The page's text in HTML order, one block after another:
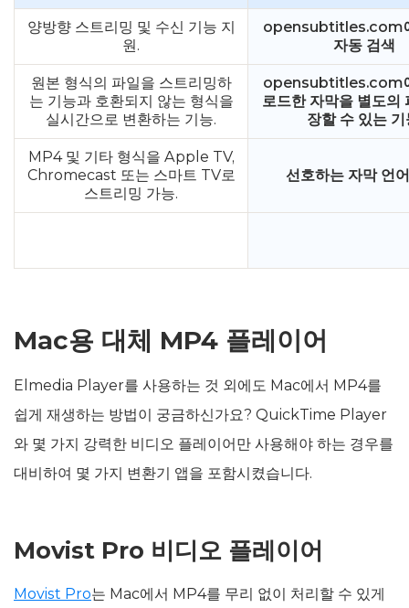
양방향 스트리밍 및 수신 기능 지
원.
opensubtitles.com
자동 검색
원본 형식의 파일을 스트리밍하
는 기능과 호환되지 않는 형식을
실시간으로 변환하는 기능.
opensubtitles.com
로드한 자막을 별도의
장할 수 있는 기
MP4 및 기타 형식을 Apple TV,
Chromecast 또는 스마트 TV로
스트리밍 가능.
선호하는 자막 언
Mac용 대체 MP4 플레이어
Elmedia Player를 사용하는 것 외에도 Mac에서 MP4를
쉽게 재생하는 방법이 궁금하신가요? QuickTime Player
와 몇 가지 강력한 비디오 플레이어만 사용해야 하는 경우를
대비하여 몇 가지 변환기 앱을 포함시켰습니다.
Movist Pro 비디오 플레이어
Movist Pro는 Mac에서 MP4를 무리 없이 처리할 수 있게